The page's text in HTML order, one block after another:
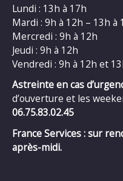
Lundi : 13h à 17h
Mardi : 9h à 12h – 13h à
Mercredi : 9h à 12h
Jeudi : 9h à 12h
Vendredi : 9h à 12h et
Astreinte en cas
d’ouverture et les
06.75.83.02.45
France Services : sur
après-midi.